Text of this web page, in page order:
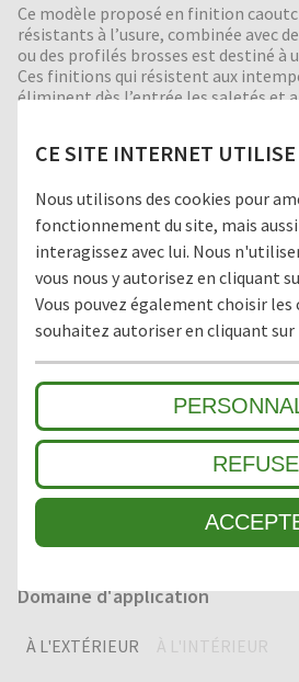
CE SITE INTERNET UTILISE
Nous utilisons des cookies pour
fonctionnement du site, mais
interagissez avec lui. Nous
vous nous y autorisez en cliquant
Vous pouvez également choisir les
souhaitez autoriser en cliquant sur
Ce modèle proposé en finition
résistants à l’usure, combinée avec
ou des profilés brosses est destiné à
Ces finitions qui résistent aux
éliminent dès l’entrée les saletés et
nettoyage et d’élimination des
Fabrication en toutes dimensions.
moyennant supplément.
Zone de passage
1 GROSSES SALETÉS
2 ZONE INTERMÉDIAIRE
3 SALETÉ FINE / ABSORPTION
Domaine d'application
À L'EXTÉRIEUR À L'INTÉRIEUR